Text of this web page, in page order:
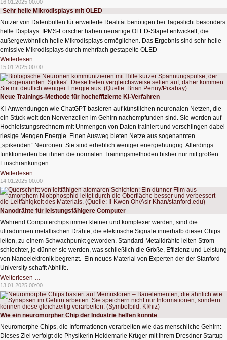
autonome
Unterwasserfahrzeuge
16.01.2025 00:00
Sehr helle Mikrodisplays mit OLED
Nutzer von Datenbrillen für erweiterte Realität benötigen bei Tageslicht besonders
helle Displays. IPMS-Forscher haben neuartige OLED-Stapel entwickelt, die
außergewöhnlich helle Mikrodisplays ermöglichen. Das Ergebnis sind sehr helle
emissive Mikrodisplays durch mehrfach gestapelte OLED
Weiterlesen …
helle
Mikrodisplays
mit
OLED
15.01.2025 00:00
Neue Trainings-Methode für hocheffiziente KI-Verfahren
KI-Anwendungen wie ChatGPT basieren auf künstlichen neuronalen Netzen, die
ein Stück weit den Nervenzellen im Gehirn nachempfunden sind. Sie werden auf
Hochleistungsrechnern mit Unmengen von Daten trainiert und verschlingen dabei
riesige Mengen Energie. Einen Ausweg bieten Netze aus sogenannten
„spikenden“ Neuronen. Sie sind erheblich weniger energiehungrig. Allerdings
funktionierten bei ihnen die normalen Trainingsmethoden bisher nur mit großen
Einschränkungen.
Weiterlesen …
Trainings-
Methode
für
hocheffiziente
KI-
Verfahren
14.01.2025 00:00
Nanodrähte für leistungsfähigere Computer
Während Computerchips immer kleiner und komplexer werden, sind die
ultradünnen metallischen Drähte, die elektrische Signale innerhalb dieser Chips
leiten, zu einem Schwachpunkt geworden. Standard-Metalldrähte leiten Strom
schlechter, je dünner sie werden, was schließlich die Größe, Effizienz und Leistung
von Nanoelektronik begrenzt. Ein neues Material von Experten der der Stanford
University schafft Abhilfe.
Weiterlesen …
für
leistungsfähigere
Computer
13.01.2025 00:00
Wie ein neuromorpher Chip der Industrie helfen könnte
Neuromorphe Chips, die Informationen verarbeiten wie das menschliche Gehirn:
Dieses Ziel verfolgt die Physikerin Heidemarie Krüger mit ihrem Dresdner Startup